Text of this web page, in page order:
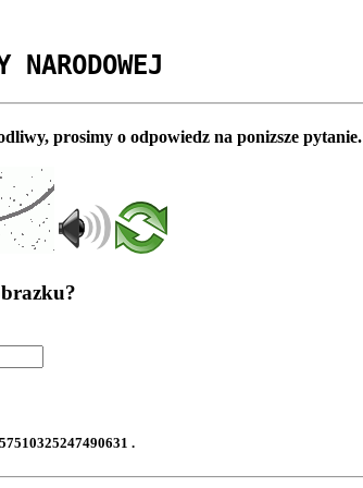
NARODOWEJ
prosimy o odpowiedz na ponizsze pytanie.
.